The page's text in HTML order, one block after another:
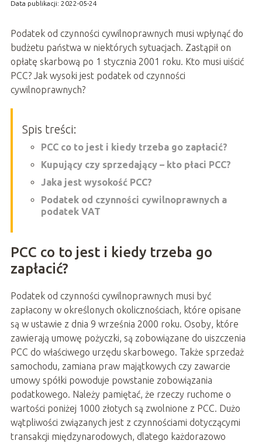
Data publikacji: 2022-05-24
Podatek od czynności cywilnoprawnych musi wpłynąć do
budżetu państwa w niektórych sytuacjach. Zastąpił on
opłatę skarbową po 1 stycznia 2001 roku. Kto musi uiścić
PCC? Jak wysoki jest podatek od czynności
cywilnoprawnych?
Spis treści:
PCC co to jest i kiedy trzeba go zapłacić?
Kupujący czy sprzedający – kto płaci PCC?
Jaka jest wysokość PCC?
Podatek od czynności cywilnoprawnych a
podatek VAT
PCC co to jest i kiedy trzeba go
zapłacić?
Podatek od czynności cywilnoprawnych musi być
zapłacony w określonych okolicznościach, które opisane
są w ustawie z dnia 9 września 2000 roku. Osoby, które
zawierają umowę pożyczki, są zobowiązane do uiszczenia
PCC do właściwego urzędu skarbowego. Także sprzedaż
samochodu, zamiana praw majątkowych czy zawarcie
umowy spółki powoduje powstanie zobowiązania
podatkowego. Należy pamiętać, że rzeczy ruchome o
wartości poniżej 1000 złotych są zwolnione z PCC. Dużo
wątpliwości związanych jest z czynnościami dotyczącymi
transakcji międzynarodowych, dlatego każdorazowo